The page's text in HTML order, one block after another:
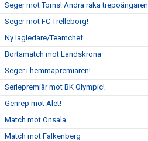
Seger mot Torns! Andra raka trepoängaren
Seger mot FC Trelleborg!
Ny lagledare/Teamchef
Bortamatch mot Landskrona
Seger i hemmapremiären!
Seriepremiär mot BK Olympic!
Genrep mot Alet!
Match mot Onsala
Match mot Falkenberg